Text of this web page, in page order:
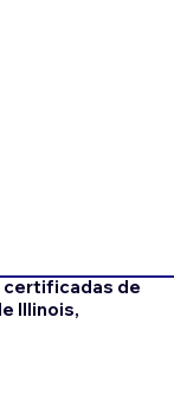
certificadas de
Illinois,